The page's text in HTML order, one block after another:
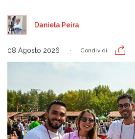
Daniela Peira
08 Agosto 2026 Condividi